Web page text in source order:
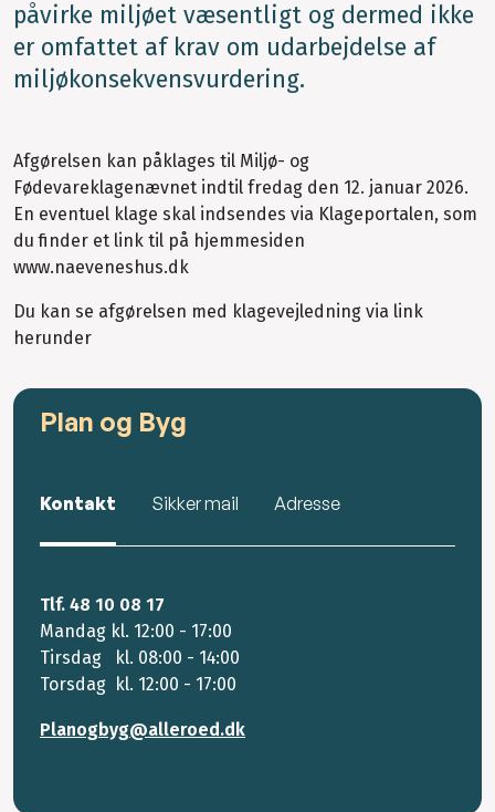
påvirke miljøet væsentligt og dermed ikke
er omfattet af krav om udarbejdelse af
miljøkonsekvensvurdering.
Afgørelsen kan påklages til Miljø- og
Fødevareklagenævnet indtil fredag den 12. januar 2026.
En eventuel klage skal indsendes via Klageportalen, som
du finder et link til på hjemmesiden
www.naeveneshus.dk
Du kan se afgørelsen med klagevejledning via link
herunder
Plan og Byg
Kontakt Sikker mail Adresse
Tlf. 48 10 08 17
Mandag kl. 12:00 - 17:00
Tirsdag kl. 08:00 - 14:00
Torsdag kl. 12:00 - 17:00
Planogbyg@alleroed.dk